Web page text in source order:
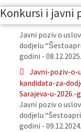
Konkursi i javni
Javni poziv o
dodjelu
godini - 08.12.2025.
Javni-poziv-o-
kandidata-za-
Sarajeva-u-2026.-
Javni poziv o
dodjelu
godini - 09.12.2024.